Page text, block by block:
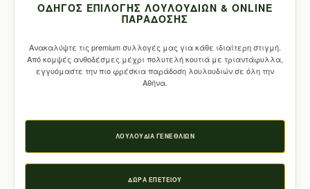
ΟΔΗΓΌΣ ΕΠΙΛΟΓΉΣ ΛΟΥΛΟΥΔΙΏΝ & ONLINE
ΠΑΡΆΔΟΣΗΣ
Ανακαλύψτε τις premium συλλογές μας για κάθε ιδιαίτερη στιγμή.
Από κομψές ανθοδέσμες μέχρι πολυτελή κουτιά με τριαντάφυλλα,
εγγυόμαστε την πιο φρέσκια παράδοση λουλουδιών σε όλη την
Αθήνα.
ΛΟΥΛΟΎΔΙΑ ΓΕΝΕΘΛΊΩΝ
ΔΏΡΑ ΕΠΕΤΕΊΟΥ